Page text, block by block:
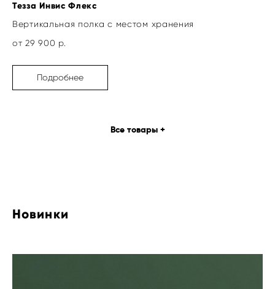
Тезза Инвис Флекс
Вертикальная полка с местом хранения
от 29 900 р.
Подробнее
Все товары +
Новинки